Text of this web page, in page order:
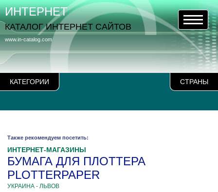
КАТЕГОРИИ СТРАНЫ
www.in-catalog.com
ИНТЕРНЕТ
КАТАЛОГ ИНТЕРНЕТ САЙТОВ
Также рекомендуем посетить:
ИНТЕРНЕТ-МАГАЗИНЫ
БУМАГА ДЛЯ ПЛОТТЕРА
PLOTTERPAPER
УКРАИНА - ЛЬВОВ